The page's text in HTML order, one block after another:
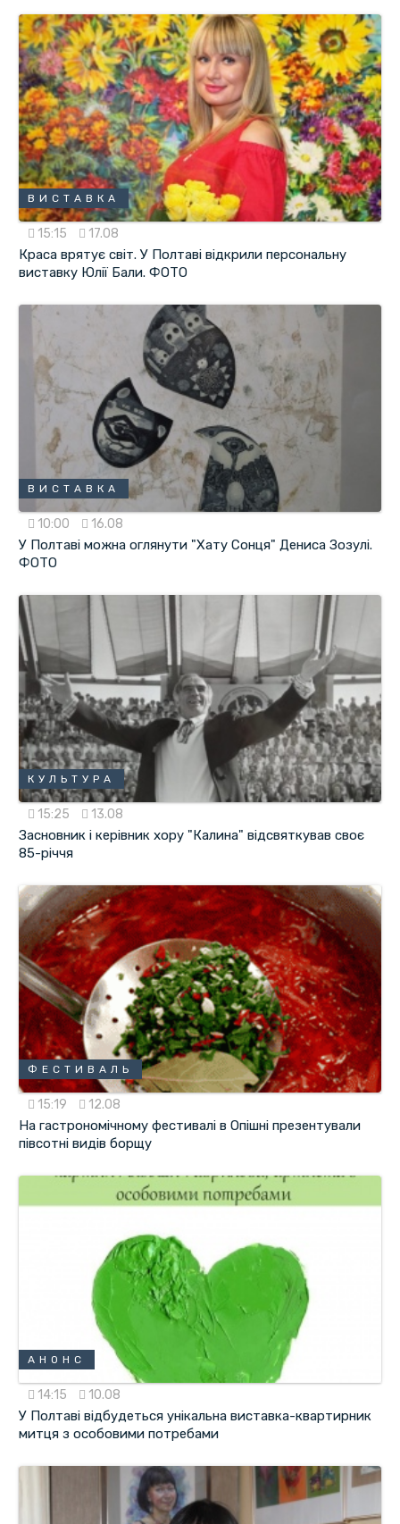
ВИСТАВКА
15:15 17.08
Краса врятує світ. У Полтаві відкрили персональну
виставку Юлії Бали. ФОТО
ВИСТАВКА
10:00 16.08
У Полтаві можна оглянути "Хату Сонця" Дениса Зозулі.
ФОТО
КУЛЬТУРА
15:25 13.08
Засновник і керівник хору "Калина" відсвяткував своє
85-річчя
ФЕСТИВАЛЬ
15:19 12.08
На гастрономічному фестивалі в Опішні презентували
півсотні видів борщу
АНОНС
14:15 10.08
У Полтаві відбудеться унікальна виставка-квартирник
митця з особовими потребами